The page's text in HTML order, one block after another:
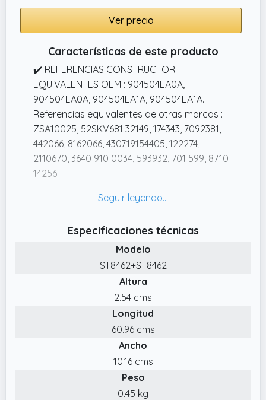
Ver precio
Características de este producto
✔️ REFERENCIAS CONSTRUCTOR
EQUIVALENTES OEM : 904504EA0A,
904504EA0A, 904504EA1A, 904504EA1A.
Referencias equivalentes de otras marcas :
ZSA10025, 52SKV681 32149, 174343, 7092381,
442066, 8162066, 430719154405, 122274,
2110670, 3640 910 0034, 593932, 701 599, 8710
14256
final de la página.
de alta calidad, entregada en su embalaje
original. Garantía 2 años.
✔️ MUELLE APERTURA DEL PORTÓN :
amortiguadores maletero compatibles para
✔️ COMPATIBILIDAD DEL VEHICULO :
compatible para NISSAN QASHQAI 2 (J11) de
2013 a 2021. Todos los modelos y
✔️ CARACTERÍSTICAS: Apertura del maletero.
POSICIÓN : maletero.
Especificaciones técnicas
Modelo
ST8462+ST8462
Altura
2.54 cms
Longitud
60.96 cms
Ancho
10.16 cms
Peso
0.45 kg